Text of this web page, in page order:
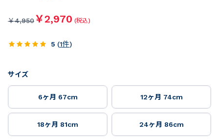
￥4,950￥2,970 (税込)
5 (1件)
サイズ
6ヶ月 67cm 12ヶ月 74cm
18ヶ月 81cm 24ヶ月 86cm